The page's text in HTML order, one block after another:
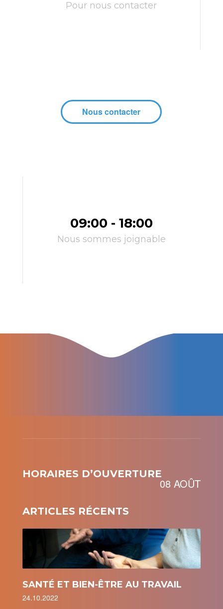
Pour nous contacter
Nous contacter
09:00 - 18:00
Nous sommes joignable
HORAIRES D’OUVERTURE
08 AOÛT
ARTICLES RÉCENTS
SANTÉ ET BIEN-ÊTRE AU TRAVAIL
24.10.2022